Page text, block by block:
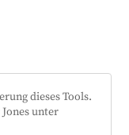
dieses Tools.
unter